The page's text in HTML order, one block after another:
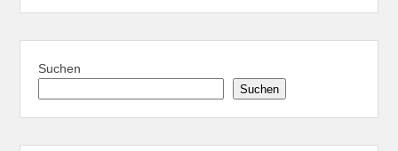
Suchen
Suchen